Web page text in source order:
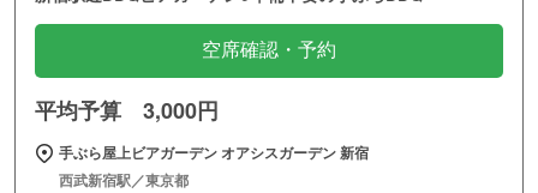
空席確認・予約
平均予算 3,000円
手ぶら屋上ビアガーデン オアシスガーデン 新宿
西武新宿駅／東京都